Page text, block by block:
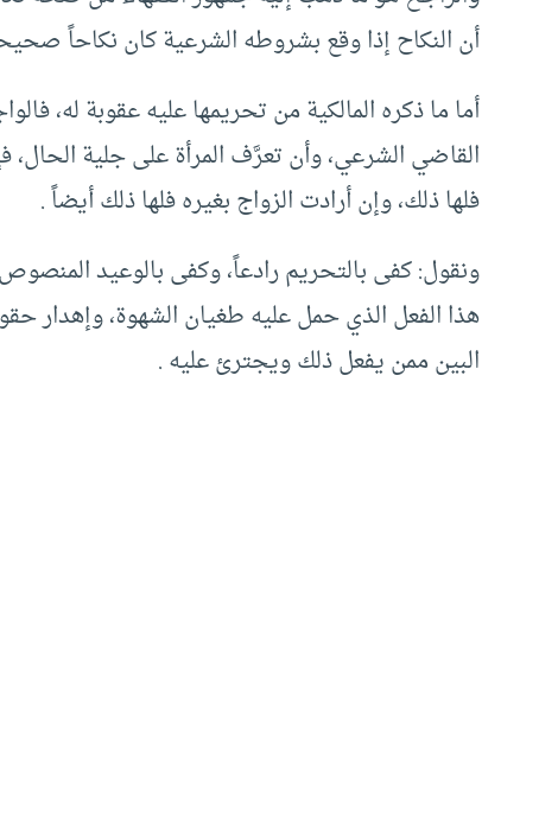
أن النكاح إذا وقع بشروطه الشرعية كان نكاحاً
أما ما ذكره المالكية من تحريمها عليه عقوبة له،
القاضي الشرعي، وأن تعرَّف المرأة على جلية
فلها ذلك، وإن أرادت الزواج بغيره فلها ذلك أيضاً .
ونقول: كفى بالتحريم رادعاً، وكفى بالوعيد
هذا الفعل الذي حمل عليه طغيان الشهوة، وإهدار
البين ممن يفعل ذلك ويجترئ عليه .